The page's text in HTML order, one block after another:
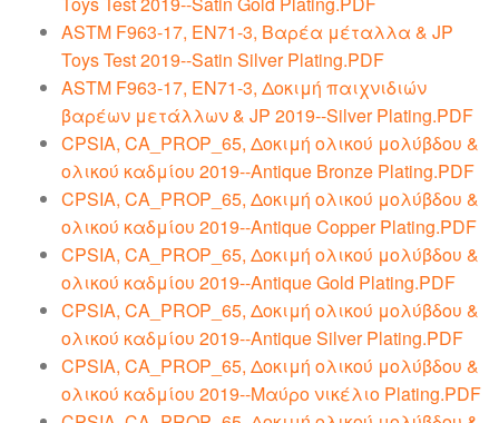
ASTM F963-17, EN71-3, Βαρέα μέταλλα & JP
Toys Test 2019--Satin Silver Plating.PDF
ASTM F963-17, EN71-3, Δοκιμή παιχνιδιών
βαρέων μετάλλων & JP 2019--Silver Plating.PDF
CPSIA, CA_PROP_65, Δοκιμή ολικού μολύβδου &
ολικού καδμίου 2019--Antique Bronze Plating.PDF
CPSIA, CA_PROP_65, Δοκιμή ολικού μολύβδου &
ολικού καδμίου 2019--Antique Copper Plating.PDF
CPSIA, CA_PROP_65, Δοκιμή ολικού μολύβδου &
ολικού καδμίου 2019--Antique Gold Plating.PDF
CPSIA, CA_PROP_65, Δοκιμή ολικού μολύβδου &
ολικού καδμίου 2019--Antique Silver Plating.PDF
CPSIA, CA_PROP_65, Δοκιμή ολικού μολύβδου &
ολικού καδμίου 2019--Μαύρο νικέλιο Plating.PDF